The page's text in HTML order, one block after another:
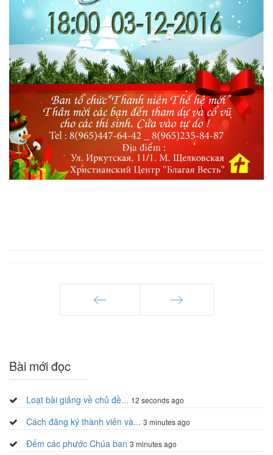
Bài mới đọc
Loạt bài giảng về chủ đề... 12 seconds ago
Cách đăng ký thành viên và... 3 minutes ago
Đếm các phước Chúa ban 3 minutes ago